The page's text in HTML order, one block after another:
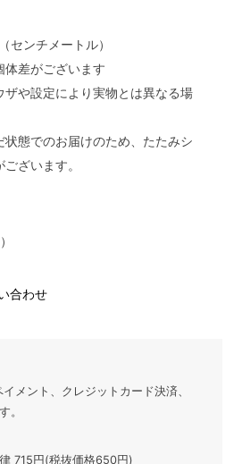
センチメートル）
体差がございます
ザや設定により実物とは異なる場
状態でのお届けのため、たたみシ
ざいます。
合わせ
メント、クレジットカード決済、
。
715円(税抜価格650円)